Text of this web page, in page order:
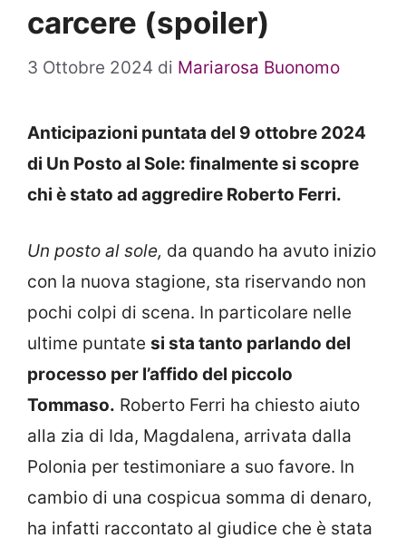
carcere (spoiler)
3 Ottobre 2024 di Mariarosa Buonomo
Anticipazioni puntata del 9 ottobre 2024
di Un Posto al Sole: finalmente si scopre
chi è stato ad aggredire Roberto Ferri.
Un posto al sole, da quando ha avuto inizio
con la nuova stagione, sta riservando non
pochi colpi di scena. In particolare nelle
ultime puntate si sta tanto parlando del
processo per l’affido del piccolo
Tommaso. Roberto Ferri ha chiesto aiuto
alla zia di Ida, Magdalena, arrivata dalla
Polonia per testimoniare a suo favore. In
cambio di una cospicua somma di denaro,
ha infatti raccontato al giudice che è stata